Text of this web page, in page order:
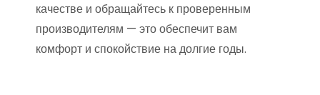
качестве и обращайтесь к проверенным
производителям — это обеспечит вам
комфорт и спокойствие на долгие годы.